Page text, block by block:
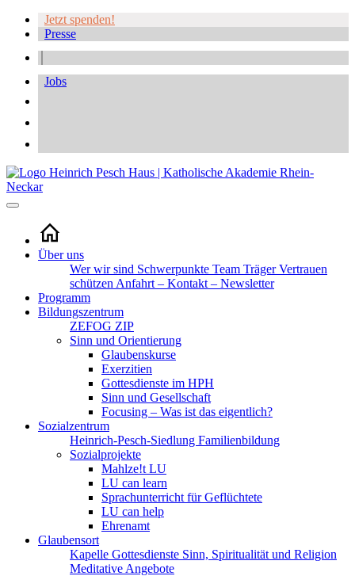
Jetzt spenden!
Presse
Jobs
Über uns
Wer wir sind Schwerpunkte Team TrägerVertrauen
schützen Anfahrt – Kontakt – Newsletter
Programm
Bildungszentrum
ZEFOG ZIP
Sinn und Orientierung
Glaubenskurse
Exerzitien
Gottesdienste im HPH
Sinn und Gesellschaft
Focusing – Was ist das eigentlich?
Sozialzentrum
Heinrich-Pesch-Siedlung Familienbildung
Sozialprojekte
Mahlze!t LU
LU can learn
Sprachunterricht für Geflüchtete
LU can help
Ehrenamt
Glaubensort
Kapelle Gottesdienste Sinn, Spiritualität und Religion
Meditative Angebote